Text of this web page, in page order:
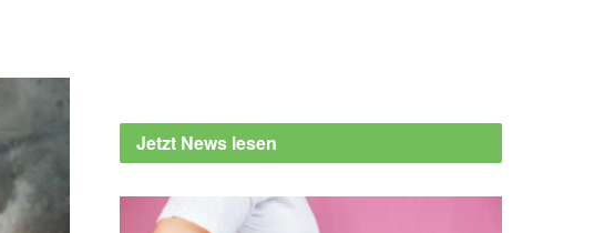
Jetzt News lesen